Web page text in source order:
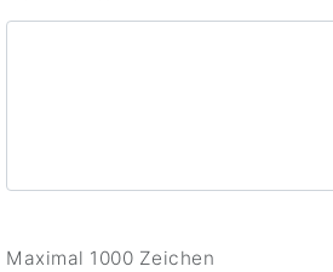
Maximal 1000 Zeichen